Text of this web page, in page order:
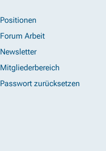
Positionen
Forum Arbeit
Newsletter
Mitgliederbereich
Passwort zurücksetzen